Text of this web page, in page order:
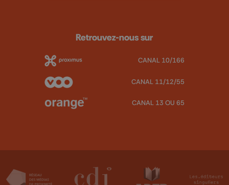
Retrouvez-nous sur
CANAL 10/166
CANAL 11/12/55
CANAL 13 OU 65